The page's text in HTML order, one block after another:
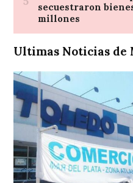
Ultimas Noticias de